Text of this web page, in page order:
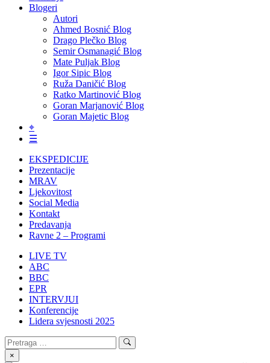
Blogeri
Autori
Ahmed Bosnić Blog
Drago Plečko Blog
Semir Osmanagić Blog
Mate Puljak Blog
Igor Sipic Blog
Ruža Daničić Blog
Ratko Martinović Blog
Goran Marjanović Blog
Goran Majetic Blog
⌖
☰
EKSPEDICIJE
Prezentacije
MRAV
Ljekovitost
Social Media
Kontakt
Predavanja
Ravne 2 – Programi
LIVE TV
ABC
BBC
EPR
INTERVJUI
Konferencije
Lidera svjesnosti 2025
Search
for:
Search
×